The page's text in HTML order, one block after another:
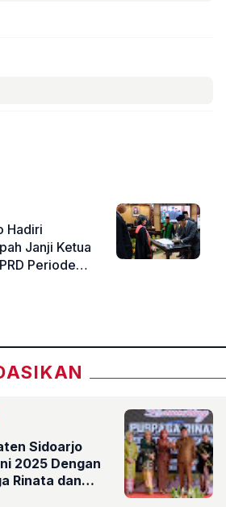
Hadiri
Janji Ketua
Periode
Sidoarjo
2025 Dengan
Rinata dan